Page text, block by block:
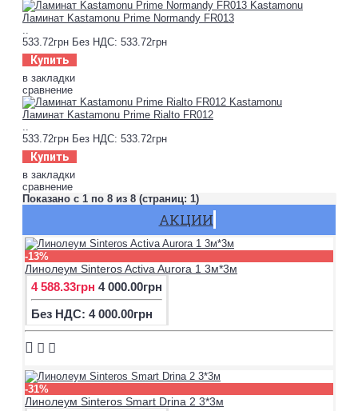
Ламинат Kastamonu Prime Normandy FR013
533.72грн Без НДС: 533.72грн
Купить
в закладки
сравнение
Ламинат Kastamonu Prime Rialto FR012
533.72грн Без НДС: 533.72грн
Купить
в закладки
сравнение
Показано с 1 по 8 из 8 (страниц: 1)
АКЦИИ
-13%
Линолеум Sinteros Activa Aurora 1 3м*3м
4 588.33грн 4 000.00грн
Без НДС: 4 000.00грн
-31%
Линолеум Sinteros Smart Drina 2 3*3м